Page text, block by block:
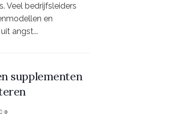
Veel bedrijfsleiders
en
angst...
supplementen
0